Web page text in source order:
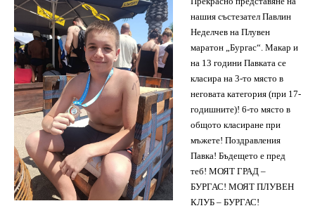
нашия състезател Павлин
Неделчев на Плувен
маратон „Бургас“. Макар и
на 13 години Павката се
класира на 3-то място в
неговата категория (при 17-
годишните)! 6-то място в
общото класиране при
мъжете! Поздравления
Павка! Бъдещето е пред
теб! МОЯТ ГРАД –
БУРГАС! МОЯТ ПЛУВЕН
КЛУБ – БУРГАС!